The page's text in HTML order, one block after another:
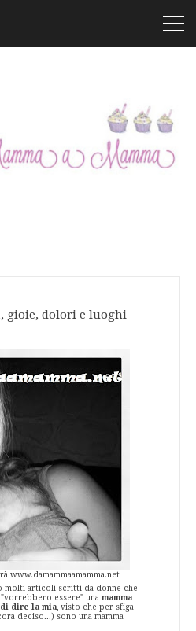
gioie, dolori e luoghi
www.damammaamamma.net
molti articoli scritti da donne che
essere" una mamma
dire la mia , visto che per sfiga
deciso...) sono una mamma